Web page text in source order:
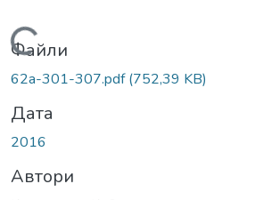
Вантажиться...
Файли
62a-301-307.pdf(752,39 KB)
Дата
2016
Автори